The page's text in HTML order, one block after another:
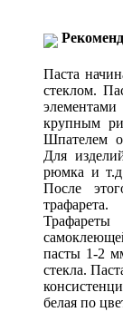
Паста
стеклом.
крупным
Шпателем
Для
рюмка и
После
пасты 1-2
стекла.
белая по